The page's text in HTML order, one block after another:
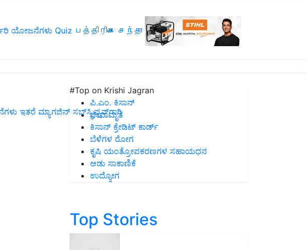
ಯೋಜನೆಗಳು Quiz பத்திரிகை சந்தா
ಇತರೆ ಮ್ಯಾಗಜಿನ್‌ ಸಬ್‌ಸ್ಕ್ರಿಪ್ಷನ್‌ಗಾಗಿ
#Top on Krishi Jagran
ಪಿ.ಎಂ. ಕಿಸಾನ್
ಜೀವಾಮೃತ
ಕಿಸಾನ್ ಕ್ರೇಡಿಟ್ ಕಾರ್ಡ್
ಬೆಳೆಗಳ ರೋಗ
ಕೃಷಿ ಯಂತ್ರೋಪಕರಣಗಳ ಸಹಾಯಧನ
ಆಡು ಸಾಕಾಣಿಕೆ
ಉದ್ಯೋಗ
Top Stories